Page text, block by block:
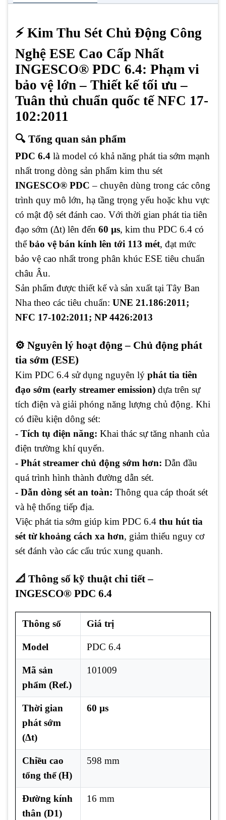
⚡ Kim Thu Sét Chủ Động Công
Nghệ ESE Cao Cấp Nhất
INGESCO® PDC 6.4: Phạm vi
bảo vệ lớn – Thiết kế tối ưu –
Tuân thủ chuẩn quốc tế NFC 17-
102:2011
🔍 Tổng quan sản phẩm
PDC 6.4 là model có khả năng phát tia sớm mạnh
nhất trong dòng sản phẩm kim thu sét
INGESCO® PDC – chuyên dùng trong các công
trình quy mô lớn, hạ tầng trọng yếu hoặc khu vực
có mật độ sét đánh cao. Với thời gian phát tia tiên
đạo sớm (∆t) lên đến 60 µs, kim thu PDC 6.4 có
thểbảo vệ bán kính lên tới 113 mét, đạt mức
bảo vệ cao nhất trong phân khúc ESE tiêu chuẩn
châu Âu.
Sản phẩm được thiết kế và sản xuất tại Tây Ban
Nha theo các tiêu chuẩn: UNE 21.186:2011;
NFC 17-102:2011; NP 4426:2013
⚙️ Nguyên lý hoạt động – Chủ động phát
tia sớm (ESE)
Kim PDC 6.4 sử dụng nguyên lý phát tia tiên
đạo sớm (early streamer emission) dựa trên sự
tích điện và giải phóng năng lượng chủ động. Khi
có điều kiện dông sét:
- Tích tụ điện năng: Khai thác sự tăng nhanh của
điện trường khí quyển.
- Phát streamer chủ động sớm hơn: Dẫn đầu
quá trình hình thành đường dẫn sét.
- Dẫn dòng sét an toàn: Thông qua cáp thoát sét
và hệ thống tiếp địa.
Việc phát tia sớm giúp kim PDC 6.4 thu hút tia
sét từ khoảng cách xa hơn, giảm thiểu nguy cơ
sét đánh vào các cấu trúc xung quanh.
📐 Thông số kỹ thuật chi tiết –
INGESCO® PDC 6.4
Thông số Giá trị
Model PDC 6.4
Mã sản
phẩm (Ref.)
101009
Thời gian
phát sớm
(∆t)
60 µs
Chiều cao
tổng thể (H)
598 mm
Đường kính
thân (D1)
16 mm